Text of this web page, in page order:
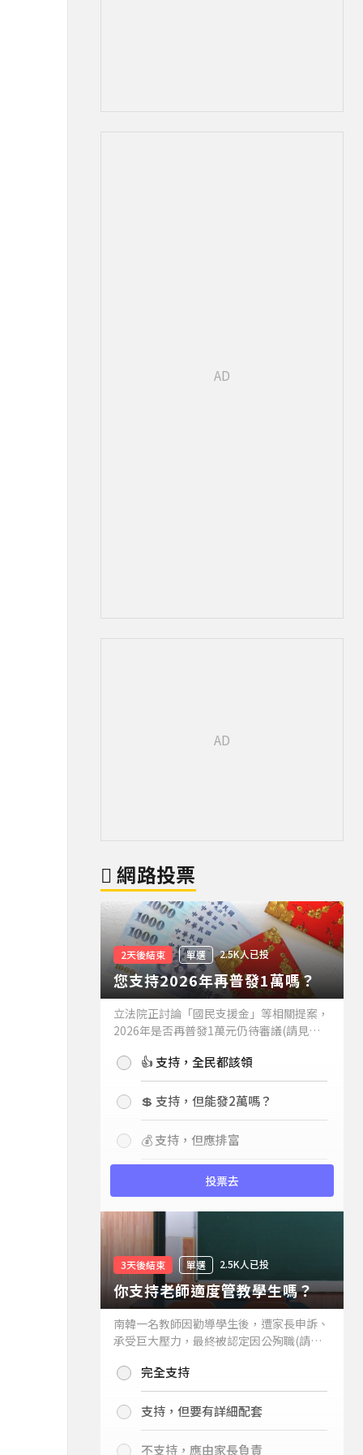
網路投票
2天後結束 單選 2.5K人已投
您支持2026年再普發1萬嗎？
立法院正討論「國民支援金」等相關提案，
2026年是否再普發1萬元仍待審議(請見下
持嗎？👍 支持，全民都該領
💲 支持，但能發2萬嗎？
💰 支持，但應排富
投票去
3天後結束 單選 2.5K人已投
你支持老師適度管教學生嗎？
南韓一名教師因勸導學生後，遭家長申訴、
承受巨大壓力，最終被認定因公殉職(請見
你支持老師適度管教學生嗎？
完全支持
支持，但要有詳細配套
不支持，應由家長負責